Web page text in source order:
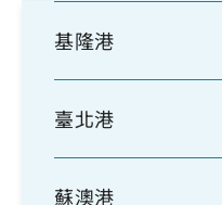
基隆港
臺北港
蘇澳港